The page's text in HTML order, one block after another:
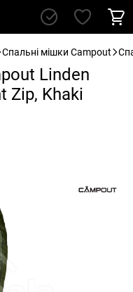
Спальні мішки Campout
Linden
Zip, Khaki